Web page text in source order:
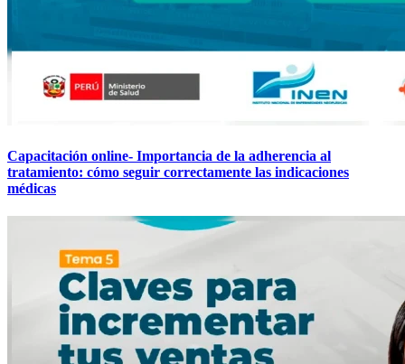
Capacitación online- Importancia de la adherencia al
tratamiento: cómo seguir correctamente las indicaciones
médicas